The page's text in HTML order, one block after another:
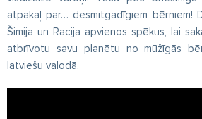
atpakaļ par… desmitgadīgiem bērniem!
Šimija un Racija apvienos spēkus, lai
atbrīvotu savu planētu no mūžīgās
latviešu valodā.